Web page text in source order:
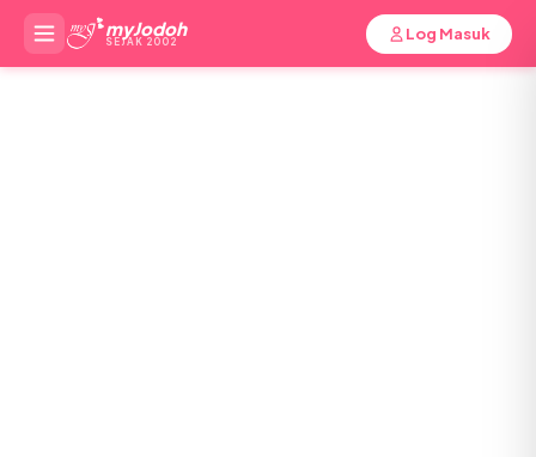
myJodoh
SEJAK 2002 Log Masuk